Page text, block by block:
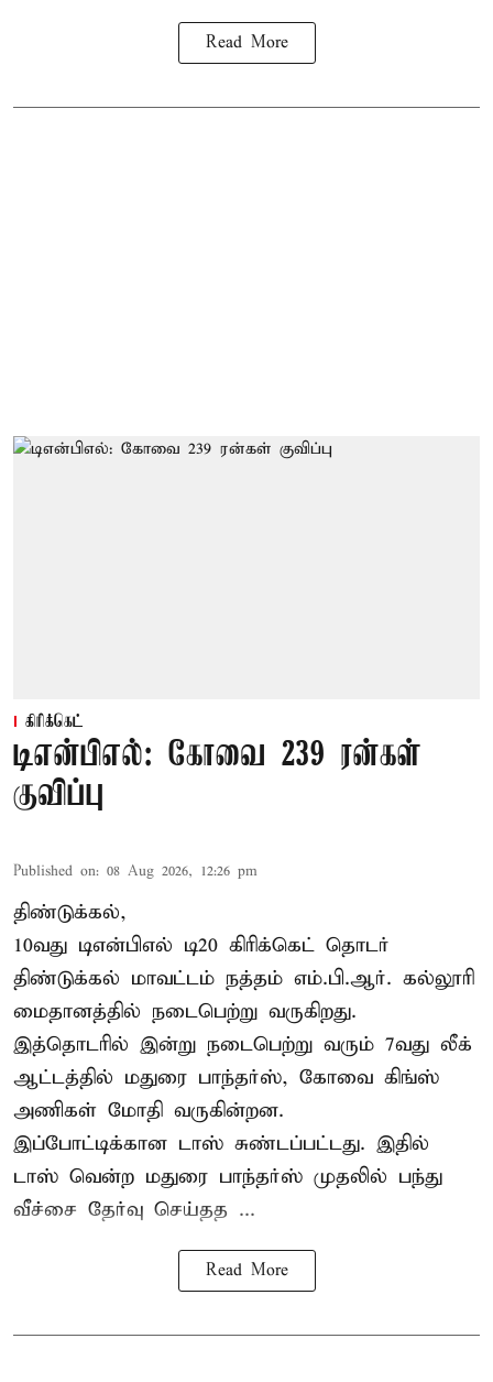
Read More
கிரிக்கெட்
டிஎன்பிஎல்: கோவை 239 ரன்கள்
குவிப்பு
Published on: 08 Aug 2026, 12:26 pm
திண்டுக்கல்,
10வது டிஎன்பிஎல் டி20 கிரிக்கெட் தொடர்
திண்டுக்கல் மாவட்டம் நத்தம் எம்.பி.ஆர். கல்லூரி
மைதானத்தில் நடைபெற்று வருகிறது.
இத்தொடரில் இன்று நடைபெற்று வரும் 7வது லீக்
ஆட்டத்தில் மதுரை பாந்தர்ஸ், கோவை கிங்ஸ்
அணிகள் மோதி வருகின்றன.
இப்போட்டிக்கான டாஸ் சுண்டப்பட்டது. இதில்
டாஸ் வென்ற மதுரை பாந்தர்ஸ் முதலில் பந்து
வீச்சை தேர்வு செய்தத ...
Read More